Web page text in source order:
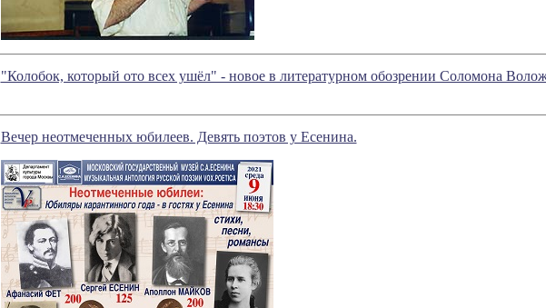
"Колобок, который ото всех ушёл" - новое в литературном обозрении Соломона
Вечер неотмеченных юбилеев. Девять поэтов у Есенина.